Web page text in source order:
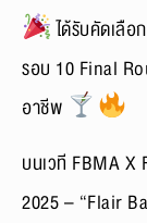
ได้รับคัดเลือ
รอบ 10 Final
อาชีพ
บนเวที FBMA
2025 – “Flair